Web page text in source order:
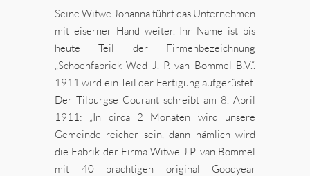
Seine Witwe Johanna führt das Unternehmen
mit eiserner Hand weiter. Ihr Name ist bis
heute Teil der Firmenbezeichnung
„Schoenfabriek Wed J. P. van Bommel B.V.“.
1911 wird ein Teil der Fertigung aufgerüstet.
Der Tilburgse Courant schreibt am 8. April
1911: „In circa 2 Monaten wird unsere
Gemeinde reicher sein, dann nämlich wird
die Fabrik der Firma Witwe J.P. van Bommel
mit 40 prächtigen original Goodyear